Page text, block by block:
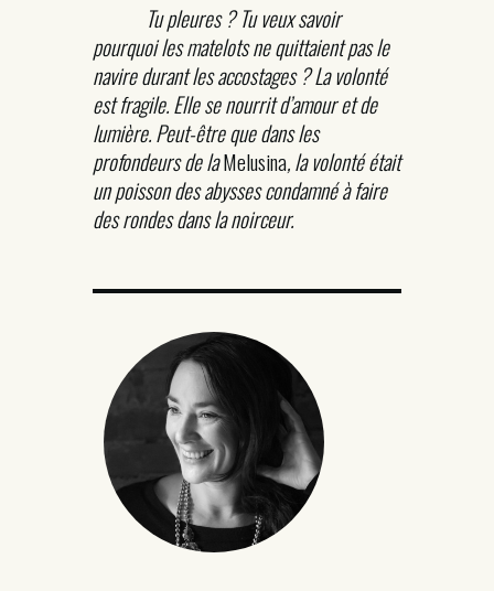
Tu pleures ? Tu veux savoir
pourquoi les matelots ne quittaient pas le
navire durant les accostages ? La volonté
est fragile. Elle se nourrit d’amour et de
lumière. Peut-être que dans les
profondeurs de laMelusina, la volonté était
un poisson des abysses condamné à faire
des rondes dans la noirceur.